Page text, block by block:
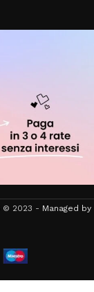
© 2023 - Managed by